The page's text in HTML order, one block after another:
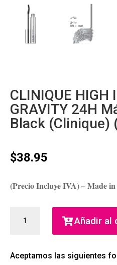
CLINIQUE HIGH
GRAVITY 24H
Black (Clinique)
$38.95
(Precio Incluye IVA) – Made
HIGH
GRAVITY
Añadir al
Aceptamos las siguientes